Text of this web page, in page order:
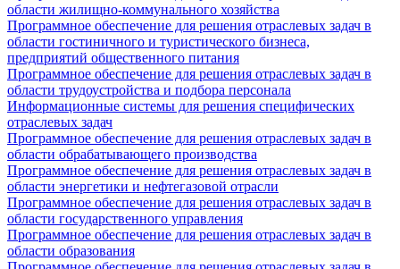
области жилищно-коммунального хозяйства
Программное обеспечение для решения отраслевых задач в
области гостиничного и туристического бизнеса,
предприятий общественного питания
Программное обеспечение для решения отраслевых задач в
области трудоустройства и подбора персонала
Информационные системы для решения специфических
отраслевых задач
Программное обеспечение для решения отраслевых задач в
области обрабатывающего производства
Программное обеспечение для решения отраслевых задач в
области энергетики и нефтегазовой отрасли
Программное обеспечение для решения отраслевых задач в
области государственного управления
Программное обеспечение для решения отраслевых задач в
области образования